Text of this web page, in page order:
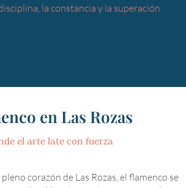
la constancia y la superación
en Las Rozas
el arte late con fuerza
pleno corazón de Las Rozas, el flamenco se